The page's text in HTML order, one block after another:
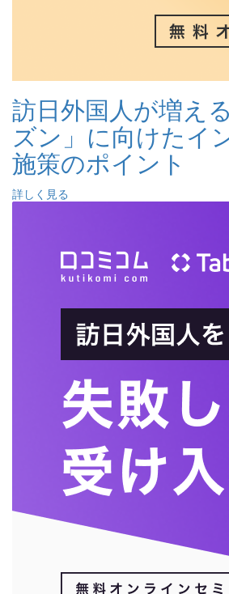
訪日外国人が増え
ズン」に向けたイ
施策のポイント
詳しく見る